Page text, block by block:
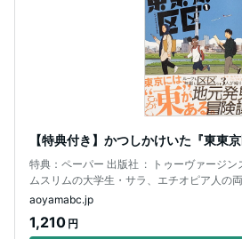
【特典付き】かつしかけいた『東東
特典：ペーパー 出版社 ‏ : ‎ トゥーヴァージンズ 「東京には“東”がある」
ムスリムの大学生・サラ、エチオピア人の
aoyamabc.jp
1,210 円